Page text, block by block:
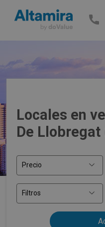
Locales en
De
Precio
Filtros